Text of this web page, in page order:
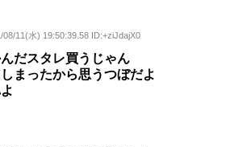
08/11(水) 19:50:39.58 ID:+ziJdajX0
だスタレ買うじゃん
まったから思うつぼだよ